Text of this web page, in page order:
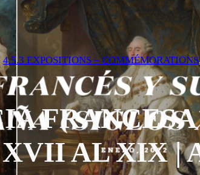
4.5.3 EXPOSITIONS – COMMÉMORATIONS
FRANCESA
AL XIX |